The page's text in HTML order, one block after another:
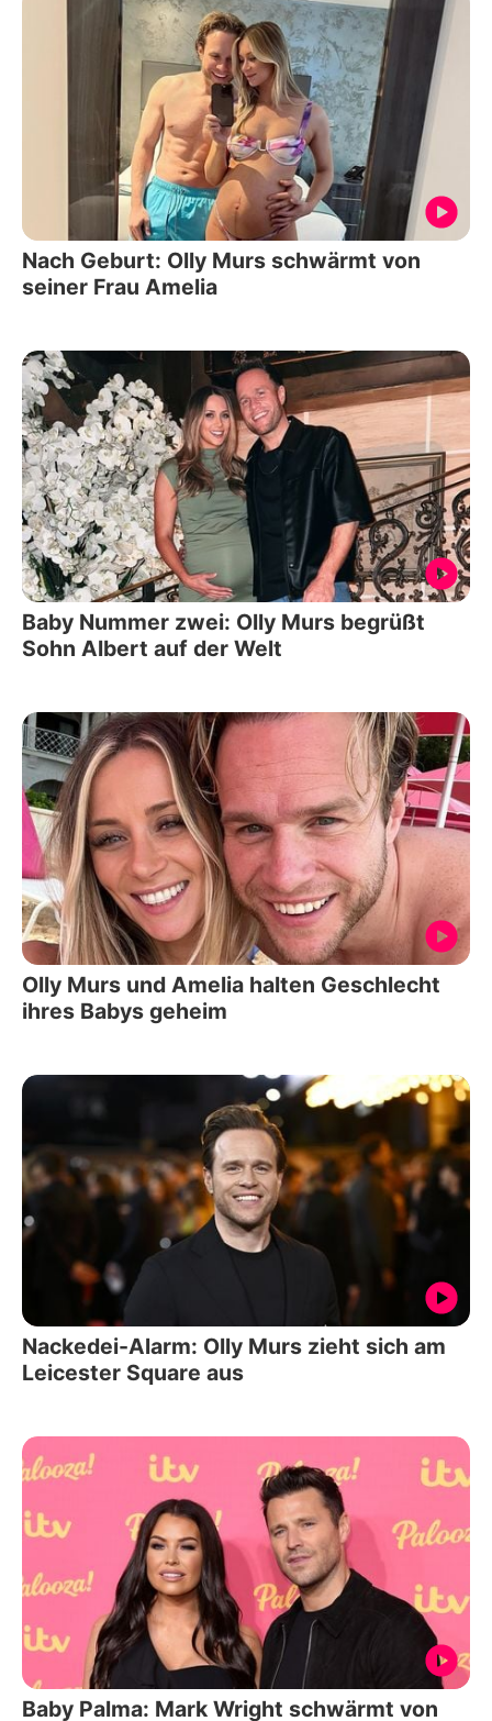
Nach Geburt: Olly Murs schwärmt von
seiner Frau Amelia
Baby Nummer zwei: Olly Murs begrüßt
Sohn Albert auf der Welt
Olly Murs und Amelia halten Geschlecht
ihres Babys geheim
Nackedei-Alarm: Olly Murs zieht sich am
Leicester Square aus
Baby Palma: Mark Wright schwärmt von